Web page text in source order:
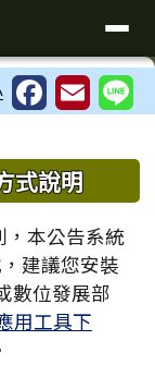
資訊站
⏸
式說明
，本公告系統
建議您安裝
數位發展部
用工具下